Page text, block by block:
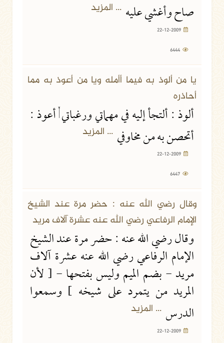
صاح وأغشي عليه ... المزيد
يا من ألوذ به فيما أأمله ويا من أعوذ به مما
أحاذره
ألوذ : ألتجأ إليه في مهماتي ورغباتي , أعوذ :
أتحصن به من مخاوفي ... المزيد
وقال رضي الله عنه : حضر مرة عند الشيخ
الإمام الرفاعي رضي الله عنه عشرة آلاف مريد
وقال رضي الله عنه : حضر مرة عند الشيخ
الإمام الرفاعي رضي الله عنه عشرة آلاف
مريد - بضم الميم وليس بفتحها - [ لأن
المريد من يتمرد على شيخه ] وسمعوا
الدرس ... المزيد